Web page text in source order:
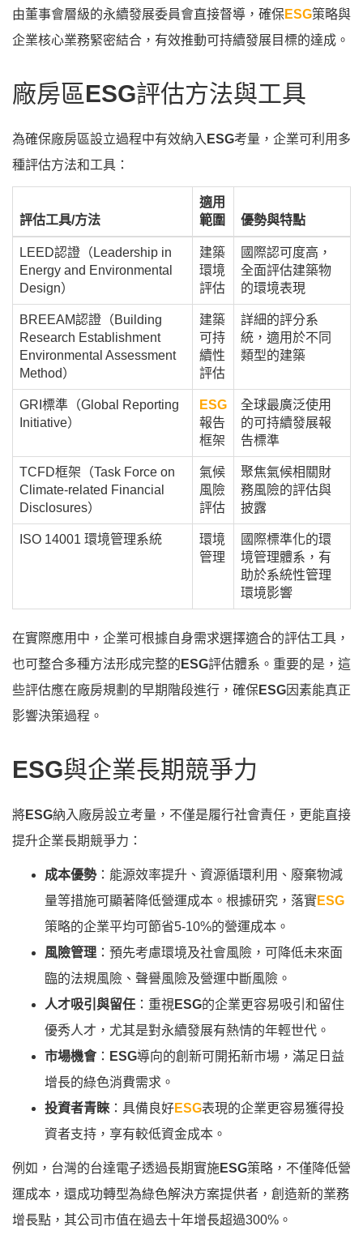
由董事會層級的永續發展委員會直接督導，確保ESG策略與
企業核心業務緊密結合，有效推動可持續發展目標的達成。
廠房區ESG評估方法與工具
為確保廠房區設立過程中有效納入 ESG考量，企業可利用多
種評估方法和工具：
評估工具/方法
適用
範圍
優勢與特點
LEED認證（Leadership in
Energy and Environmental
Design）
建築
環境
評估
國際認可度高，
全面評估建築物
的環境表現
BREEAM認證（Building
Research Establishment
Environmental Assessment
Method）
建築
可持
續性
評估
詳細的評分系
統，適用於不同
類型的建築
GRI標準（Global Reporting
Initiative）
ESG
報告
框架
全球最廣泛使用
的可持續發展報
告標準
TCFD框架（Task Force on
Climate-related Financial
Disclosures）
氣候
風險
評估
聚焦氣候相關財
務風險的評估與
披露
ISO 14001 環境管理系統
環境
管理
國際標準化的環
境管理體系，有
助於系統性管理
環境影響
在實際應用中，企業可根據自身需求選擇適合的評估工具，
也可整合多種方法形成完整的 ESG評估體系。重要的是，這
些評估應在廠房規劃的早期階段進行，確保ESG因素能真正
影響決策過程。
ESG與企業長期競爭力
將ESG納入廠房設立考量，不僅是履行社會責任，更能直接
提升企業長期競爭力：
成本優勢：能源效率提升、資源循環利用、廢棄物減
量等措施可顯著降低營運成本。根據研究，落實ESG
策略的企業平均可節省5-10%的營運成本。
風險管理 ：預先考慮環境及社會風險，可降低未來面
臨的法規風險、聲譽風險及營運中斷風險。
人才吸引與留任 ：重視 ESG的企業更容易吸引和留住
優秀人才，尤其是對永續發展有熱情的年輕世代。
市場機會： ESG導向的創新可開拓新市場，滿足日益
增長的綠色消費需求。
投資者青睞 ：具備良好ESG表現的企業更容易獲得投
資者支持，享有較低資金成本。
例如，台灣的台達電子透過長期實施ESG策略，不僅降低營
運成本，還成功轉型為綠色解決方案提供者，創造新的業務
增長點，其公司市值在過去十年增長超過300%。